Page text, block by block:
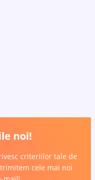
noi!
criteriilor tale de
cele mai noi